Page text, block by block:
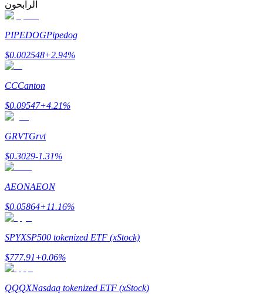
BTC Welcome Rewards
الرابحون
PIPEDOGPipedog
$0.002548+2.94%
CCCanton
$0.09547+4.21%
GRVTGrvt
$0.3029-1.31%
AEONAEON
$0.05864+11.16%
SPYXSP500 tokenized ETF (xStock)
$777.91+0.06%
QQQXNasdaq tokenized ETF (xStock)